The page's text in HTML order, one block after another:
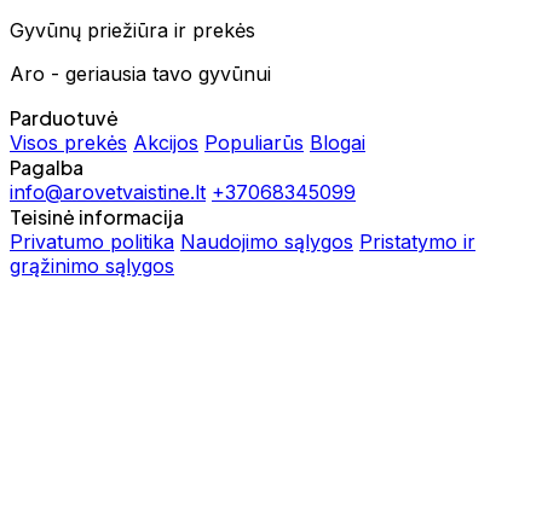
Gyvūnų priežiūra ir prekės
Aro - geriausia tavo gyvūnui
Parduotuvė
Visos prekės Akcijos Populiarūs Blogai
Pagalba
info@arovetvaistine.lt +37068345099
Teisinė informacija
Privatumo politika Naudojimo sąlygos Pristatymo ir
grąžinimo sąlygos